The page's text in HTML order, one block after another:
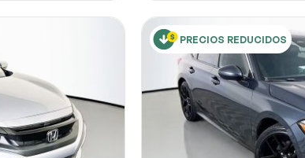
PRECIOS REDUCIDOS